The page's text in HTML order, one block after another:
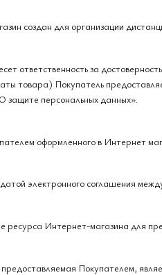
создан для организации
ответственность за
товара) Покупатель
защите персональных данных».
оформленного в Интернет
электронного соглашения
ресурса Интернет-магазина для
Покупателем,